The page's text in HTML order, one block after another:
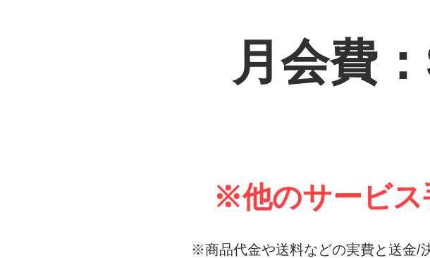
月会費
※他のサービス
※商品代金や送料などの実費と送金/